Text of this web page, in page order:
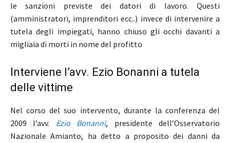
le sanzioni previste dei datori di lavoro. Questi
(amministratori, imprenditori ecc..) invece di intervenire a
tutela degli impiegati, hanno chiuso gli occhi davanti a
migliaia di morti in nome del profitto
Interviene l’avv. Ezio Bonanni a tutela
delle vittime
Nel corso del suo intervento, durante la conferenza del
2009 l’avv. Ezio Bonanni, presidente dell’Osservatorio
Nazionale Amianto, ha detto a proposito dei danni da